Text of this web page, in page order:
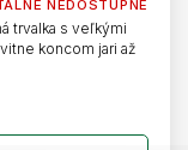
NEDOSTUPNÉ
trvalka s veľkými
koncom jari až